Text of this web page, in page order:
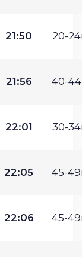
21:50 20-
21:56 40-
22:01 30-
22:05 45-
22:06 45-